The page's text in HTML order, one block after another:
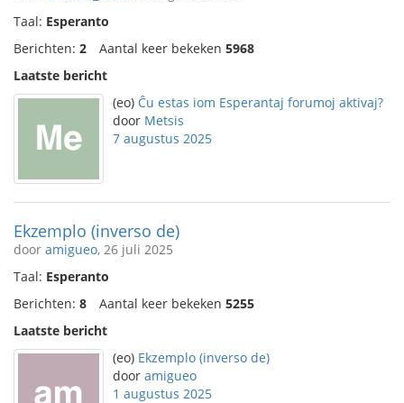
Taal: Esperanto
Berichten: 2 Aantal keer bekeken 5968
Laatste bericht
(eo) Ĉu estas iom Esperantaj forumoj aktivaj?
door Metsis
7 augustus 2025
Ekzemplo (inverso de)
door amigueo, 26 juli 2025
Taal: Esperanto
Berichten: 8 Aantal keer bekeken 5255
Laatste bericht
(eo) Ekzemplo (inverso de)
door amigueo
1 augustus 2025